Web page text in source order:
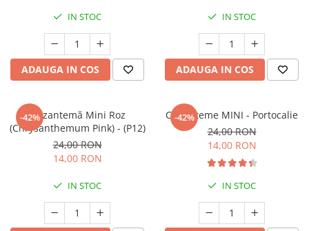
IN STOC
ADAUGA IN COS
IN STOC
ADAUGA IN COS
-42%Crizantemă Mini Roz
(Chrysanthemum Pink) - (P12)
24,00 RON
14,00 RON
IN STOC
-42%
Crizanteme MINI - Portocalie
24,00 RON
14,00 RON
IN STOC